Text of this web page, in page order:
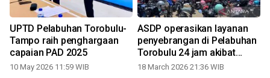
UPTD Pelabuhan Torobulu-
Tampo raih penghargaan
capaian PAD 2025
10 May 2026 11:59 WIB
ASDP operasikan layanan
penyebrangan di Pelabuhan
Torobulu 24 jam akibat
lonjakan pemudik
18 March 2026 21:36 WIB